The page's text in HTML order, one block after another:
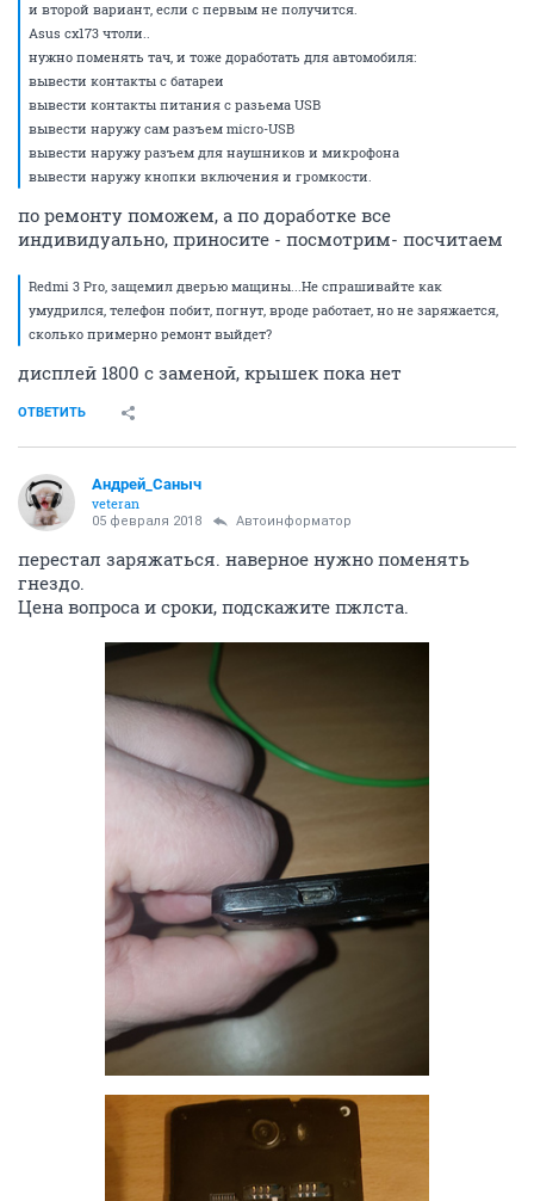
и второй вариант, если с первым не получится.
Asus cx173 чтоли..
нужно поменять тач, и тоже доработать для автомобиля:
вывести контакты с батареи
вывести контакты питания с разьема USB
вывести наружу сам разъем micro-USB
вывести наружу разъем для наушников и микрофона
вывести наружу кнопки включения и громкости.
по ремонту поможем, а по доработке все
индивидуально, приносите - посмотрим- посчитаем
Redmi 3 Pro, защемил дверью мащины...Не спрашивайте как
умудрился, телефон побит, погнут, вроде работает, но не заряжается,
сколько примерно ремонт выйдет?
дисплей 1800 с заменой, крышек пока нет
ОТВЕТИТЬ
Андрей_Саныч
veteran
05 февраля 2018 Автоинформатор
перестал заряжаться. наверное нужно поменять
гнездо.
Цена вопроса и сроки, подскажите пжлста.